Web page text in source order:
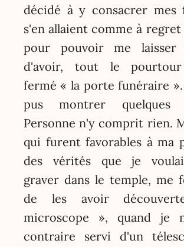
décidé à y consacrer mes
s'en allaient comme à
pour pouvoir me laisser
d'avoir, tout le
fermé « la porte funéraire
pus montrer quelques
Personne n'y comprit rien.
qui furent favorables à ma
des vérités que je
graver dans le temple, me
de les avoir
microscope », quand je
contraire servi d'un